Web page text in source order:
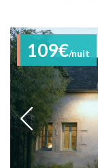
109€/nuit